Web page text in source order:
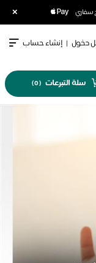
سفاري ×
دخول | إنشاء حساب
سلة التبرعات (
0
)